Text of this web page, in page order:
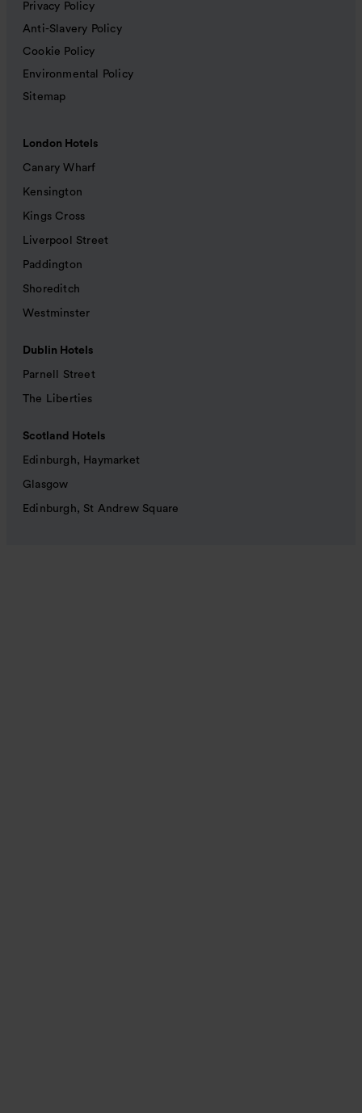
Privacy Policy
Anti-Slavery Policy
Cookie Policy
Environmental Policy
Sitemap
London Hotels
Canary Wharf
Kensington
Kings Cross
Liverpool Street
Paddington
Shoreditch
Westminster
Dublin Hotels
Parnell Street
The Liberties
Scotland Hotels
Edinburgh, Haymarket
Glasgow
Edinburgh, St Andrew Square